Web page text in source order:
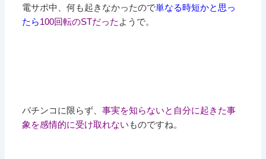
電サポ中、何も起きなかったので単なる時短かと思っ
たら100回転のSTだった ようで。
パチンコに限らず、事実を知らないと自分に起きた事
象を感情的に受け取れない ものですね。